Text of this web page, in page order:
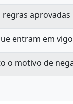
entram em
o motivo de